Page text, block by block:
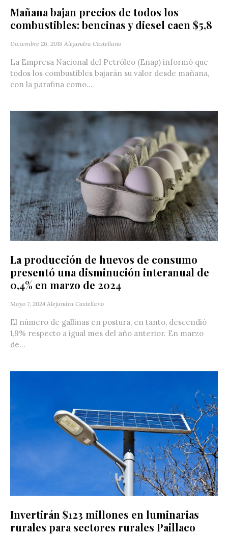
Mañana bajan precios de todos los
combustibles: bencinas y diesel caen $5,8
Diciembre 26, 2018 Alejandra Castellano
La Empresa Nacional del Petróleo (Enap) informó que
todos los combustibles bajarán su valor desde mañana,
con la parafina como...
La producción de huevos de consumo
presentó una disminución interanual de
0,4% en marzo de 2024
Mayo 7, 2024 Alejandra Castellano
El número de gallinas en postura, en tanto, descendió
1,9% respecto a igual mes del año anterior. En marzo
de...
Invertirán $123 millones en luminarias
rurales para sectores rurales Paillaco